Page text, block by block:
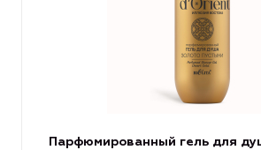
Парфюмированный гель для